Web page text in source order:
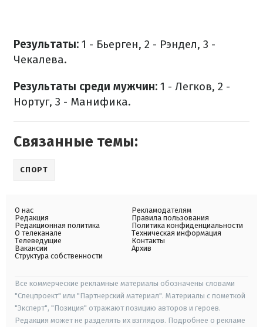
Результаты: 1 - Бьерген, 2 - Рэндел, 3 -
Чекалева.
Результаты среди мужчин: 1 - Легков, 2 -
Нортуг, 3 - Манифика.
Связанные темы:
СПОРТ
О нас
Редакция
Редакционная политика
О телеканале
Телеведущие
Вакансии
Структура собственности
Рекламодателям
Правила пользования
Политика конфиденциальности
Техническая информация
Контакты
Архив
Все коммерческие рекламные материалы обозначены словами
"Спецпроект" или "Партнерский материал". Материалы с пометкой
"Эксперт", "Позиция" отражают позицию авторов и героев.
Редакция может не разделять их взглядов. Подробнее о рекламе